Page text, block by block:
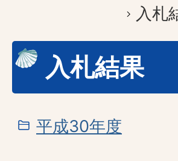
入札
入札結果
平成30年度